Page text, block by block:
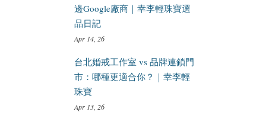
邊Google廠商｜幸李輕珠寶選
品日記
Apr 14, 26
台北婚戒工作室 vs 品牌連鎖門
市：哪種更適合你？｜幸李輕
珠寶
Apr 13, 26